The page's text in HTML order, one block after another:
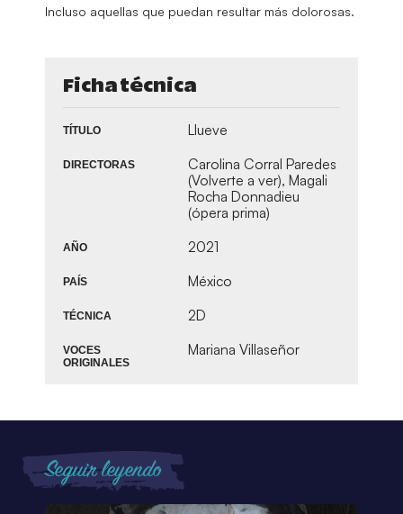
Incluso aquellas que puedan resultar más dolorosas.
Ficha técnica
TÍTULO Llueve
DIRECTORAS
Carolina Corral Paredes
(Volverte a ver), Magali
Rocha Donnadieu
(ópera prima)
AÑO 2021
PAÍS México
TÉCNICA 2D
VOCES
ORIGINALES
Mariana Villaseñor
Seguir leyendo